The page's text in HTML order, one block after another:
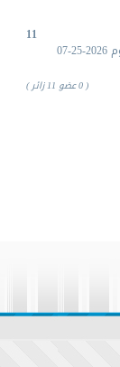
11
07-25-2026
( 0 عضو 11 زائر )